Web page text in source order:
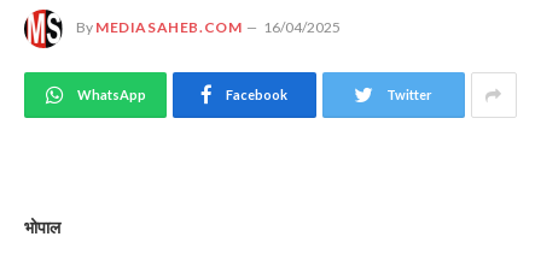
By MEDIASAHEB.COM 16/04/2025
WhatsApp Facebook Twitter
भोपाल